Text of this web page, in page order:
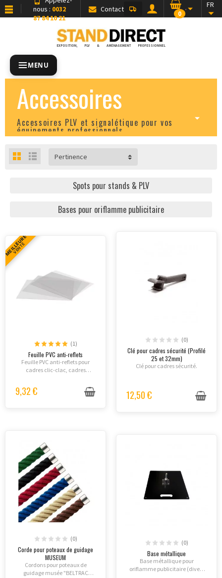
nous : 0032
87 84 10 21
Contact FR
0
EXPOSITION, PLV & AMÉNAGEMENT PROFESSIONNEL
MENU
Accessoires
Accessoires PLV et signalétique pour vos
équipements professionnels
Pertinence
Spots pour stands & PLV
Bases pour oriflamme publicitaire
(1)
Feuille PVC anti-reflets
Feuille PVC anti-reflets pour
cadres clic-clac, cadres
9,32 €
MEILLEURE
VENTE
(0)
Clé pour cadres sécurité (Profilé
25 et 32mm)
Clé pour cadres sécurité.
12,50 €
(0)
Corde pour poteaux de guidage
MUSEUM
Cordons pour poteaux de
guidage musée "BELTRAC
(0)
Base métallique
Base métallique pour
oriflamme publicitaire (divers